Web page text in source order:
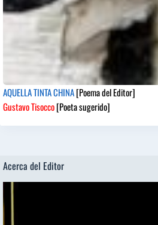
AQUELLA TINTA CHINA[Poema del Editor]
Gustavo Tisocco[Poeta sugerido]
Acerca del Editor
de
vídeo